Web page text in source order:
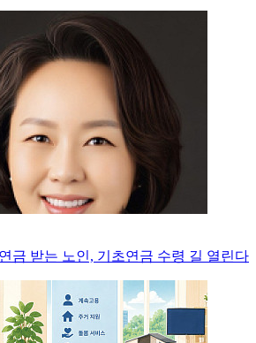
금 받는 노인, 기초연금 수령 길 열린다